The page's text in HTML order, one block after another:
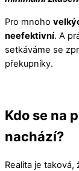
Pro mnoho
neefektivní. A
setkáváme se
překupníky.
Kdo se na
nachází?
Realita je